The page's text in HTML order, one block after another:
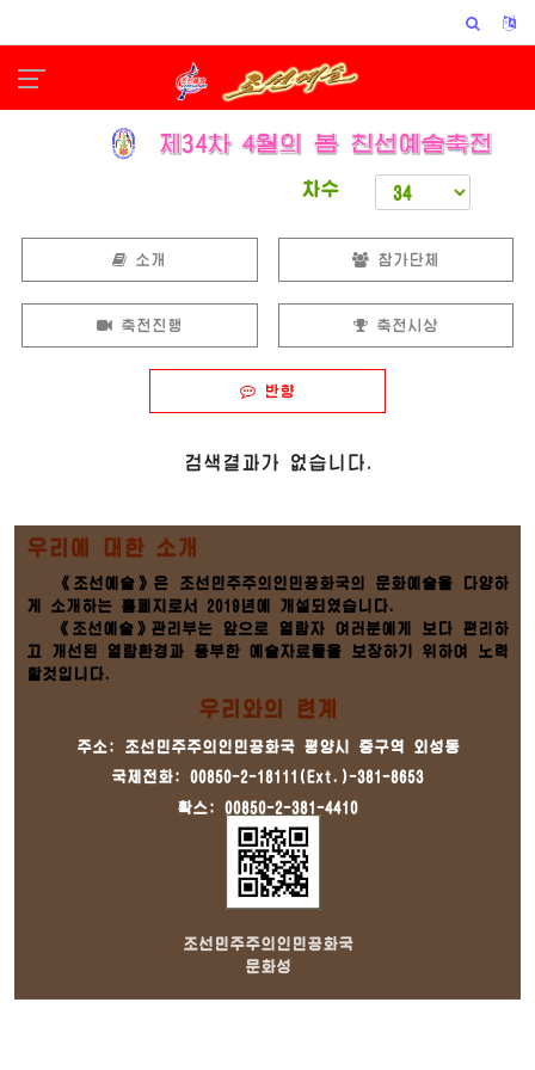
차수
소개 참가단체
축전진행 축전시상
반향
검색결과가 없습니다.
우리에 대한 소개
《조선예술》은 조선민주주의인민공화국의 문화예술을 다양하
게 소개하는 홈페지로서 2019년에 개설되였습니다.
《조선예술》관리부는 앞으로 열람자 여러분에게 보다 편리하
고 개선된 열람환경과 풍부한 예술자료들을 보장하기 위하여 노력
할것입니다.
우리와의 련계
주소: 조선민주주의인민공화국 평양시 중구역 외성동
국제전화: 00850-2-18111(Ext.)-381-8653
확스: 00850-2-381-4410
조선민주주의인민공화국
문화성